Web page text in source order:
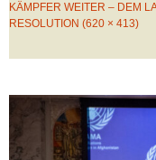
KÄMPFER WEITER – DEM
RESOLUTION (620 × 413)